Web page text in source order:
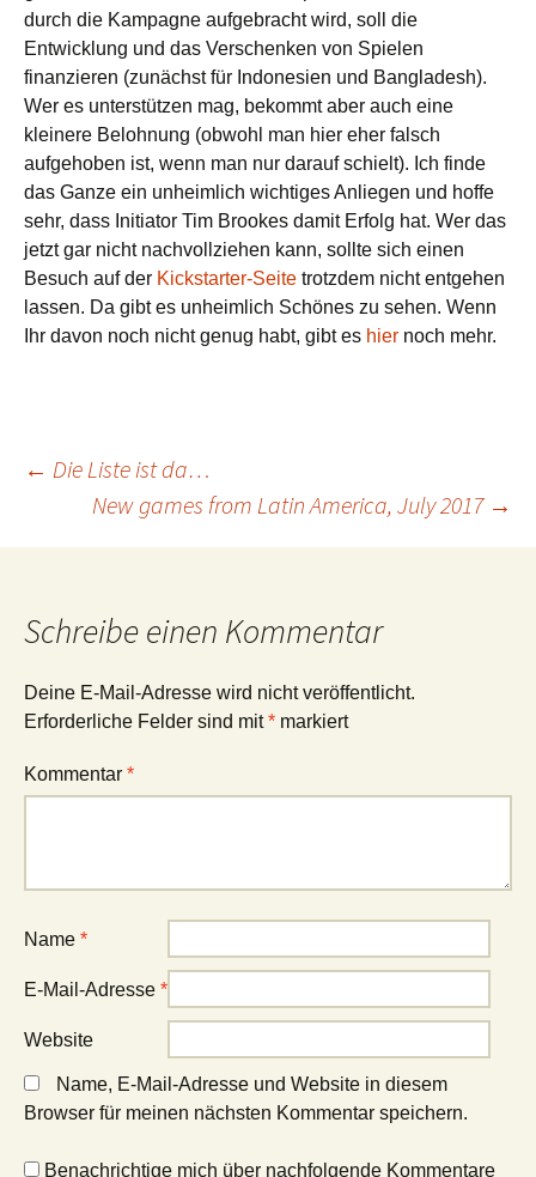
durch die Kampagne aufgebracht wird, soll die
Entwicklung und das Verschenken von Spielen
finanzieren (zunächst für Indonesien und Bangladesh).
Wer es unterstützen mag, bekommt aber auch eine
kleinere Belohnung (obwohl man hier eher falsch
aufgehoben ist, wenn man nur darauf schielt). Ich finde
das Ganze ein unheimlich wichtiges Anliegen und hoffe
sehr, dass Initiator Tim Brookes damit Erfolg hat. Wer das
jetzt gar nicht nachvollziehen kann, sollte sich einen
Besuch auf der Kickstarter-Seite trotzdem nicht entgehen
lassen. Da gibt es unheimlich Schönes zu sehen. Wenn
Ihr davon noch nicht genug habt, gibt es hier noch mehr.
Beitragsnavigation
← Die Liste ist da…
New games from Latin America, July 2017 →
Schreibe einen Kommentar
Deine E-Mail-Adresse wird nicht veröffentlicht.
Erforderliche Felder sind mit* markiert
Kommentar *
Name *
E-Mail-Adresse *
Website
Name, E-Mail-Adresse und Website in diesem
Browser für meinen nächsten Kommentar speichern.
Benachrichtige mich über nachfolgende Kommentare